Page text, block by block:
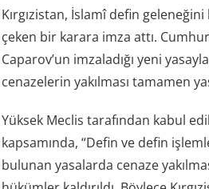
Kırgızistan, İslamî defin
çeken bir karara imza attı.
Caparov’un imzaladığı yeni
cenazelerin yakılması tamamen
Yüksek Meclis tarafından kabul
kapsamında, “Defin ve defin
bulunan yasalarda cenaze